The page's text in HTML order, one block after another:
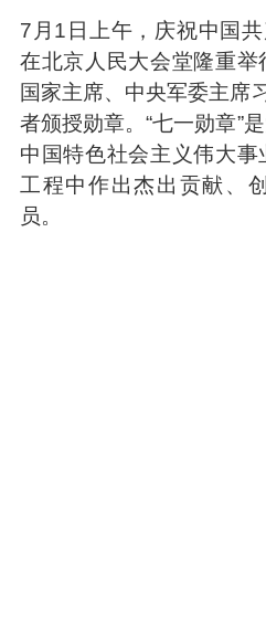
7月1日上午，庆祝中国
在北京人民大会堂隆重举
国家主席、中央军委主席
者颁授勋章。“七一勋章”
中国特色社会主义伟大
工程中作出杰出贡献、
员。